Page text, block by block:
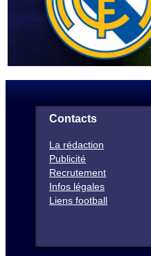
Contacts
La rédaction
Publicité
Recrutement
Infos légales
Liens football